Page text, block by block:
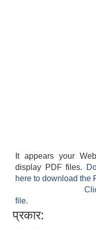
It appears your
display PDF files.
here to download the
file.
प्रकार: